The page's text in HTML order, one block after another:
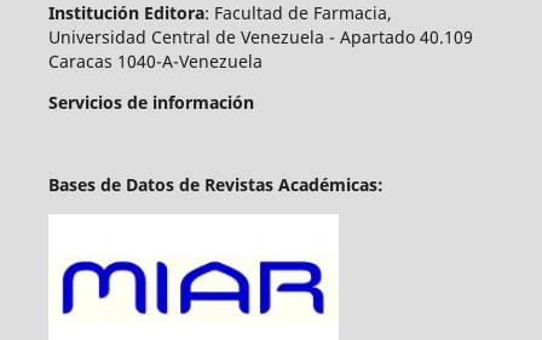
Institución Editora: Facultad de Farmacia,
Universidad Central de Venezuela - Apartado 40.109
Caracas 1040-A-Venezuela
Servicios de información
Bases de Datos de Revistas Académicas: